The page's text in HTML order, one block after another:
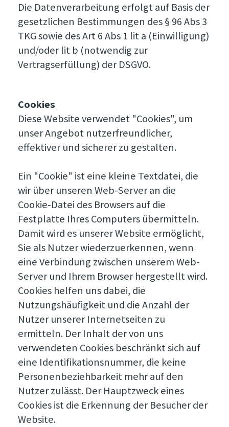
Die Datenverarbeitung erfolgt auf Basis der
gesetzlichen Bestimmungen des § 96 Abs 3
TKG sowie des Art 6 Abs 1 lit a (Einwilligung)
und/oder lit b (notwendig zur
Vertragserfüllung) der DSGVO.
Cookies
Diese Website verwendet "Cookies", um
unser Angebot nutzerfreundlicher,
effektiver und sicherer zu gestalten.
Ein "Cookie" ist eine kleine Textdatei, die
wir über unseren Web-Server an die
Cookie-Datei des Browsers auf die
Festplatte Ihres Computers übermitteln.
Damit wird es unserer Website ermöglicht,
Sie als Nutzer wiederzuerkennen, wenn
eine Verbindung zwischen unserem Web-
Server und Ihrem Browser hergestellt wird.
Cookies helfen uns dabei, die
Nutzungshäufigkeit und die Anzahl der
Nutzer unserer Internetseiten zu
ermitteln. Der Inhalt der von uns
verwendeten Cookies beschränkt sich auf
eine Identifikationsnummer, die keine
Personenbeziehbarkeit mehr auf den
Nutzer zulässt. Der Hauptzweck eines
Cookies ist die Erkennung der Besucher der
Website.